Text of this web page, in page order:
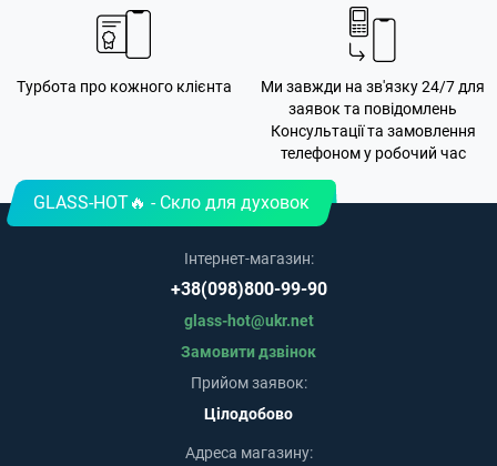
Турбота про кожного клієнта
Ми завжди на зв'язку 24/7 для
заявок та повідомлень
Консультації та замовлення
телефоном у робочий час
GLASS-HOT🔥 - Скло для духовок
Інтернет-магазин:
+38(098)800-99-90
glass-hot@ukr.net
Замовити дзвінок
Прийом заявок:
Цілодобово
Адреса магазину: